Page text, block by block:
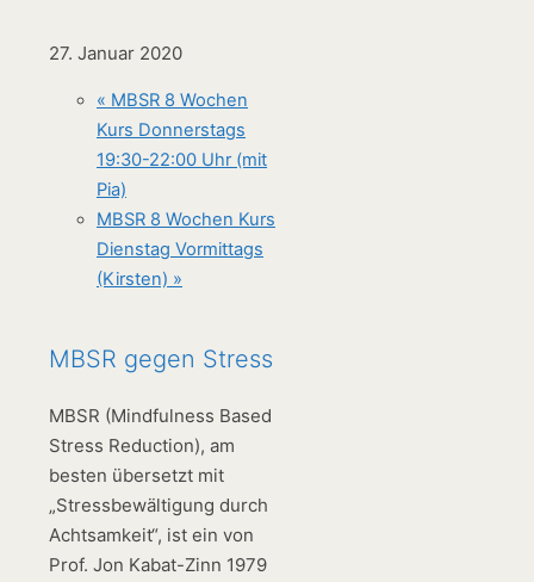
27. Januar 2020
« MBSR 8 Wochen
Kurs Donnerstags
19:30-22:00 Uhr (mit
Pia)
MBSR 8 Wochen Kurs
Dienstag Vormittags
(Kirsten) »
MBSR gegen Stress
MBSR (Mindfulness Based
Stress Reduction), am
besten übersetzt mit
„Stressbewältigung durch
Achtsamkeit“, ist ein von
Prof. Jon Kabat-Zinn 1979